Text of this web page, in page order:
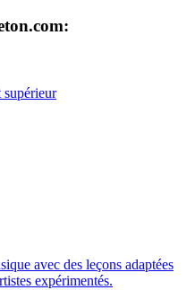
supérieur
avec des leçons adaptées
expérimentés.